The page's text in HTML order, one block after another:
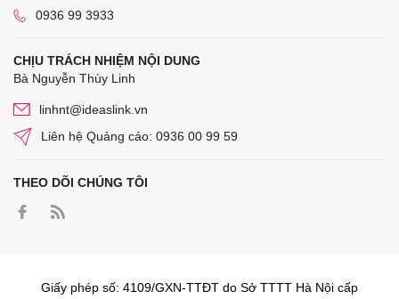
0936 99 3933
CHỊU TRÁCH NHIỆM NỘI DUNG
Bà Nguyễn Thùy Linh
linhnt@ideaslink.vn
Liên hệ Quảng cáo: 0936 00 99 59
THEO DÕI CHÚNG TÔI
Giấy phép số: 4109/GXN-TTĐT do Sở TTTT Hà Nội cấp